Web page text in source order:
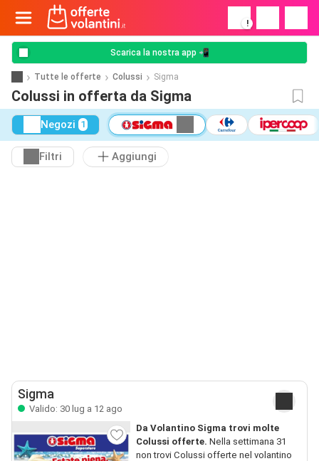
!
Scarica la nostra app 📲
Tutte le offerte Colussi Sigma
Colussi in offerta da Sigma
Negozi 1
Filtri Aggiungi
Sigma
Valido: 30 lug a 12 ago
Da Volantino Sigma trovi molte
Colussi offerte. Nella settimana 31
non trovi Colussi offerte nel volantino